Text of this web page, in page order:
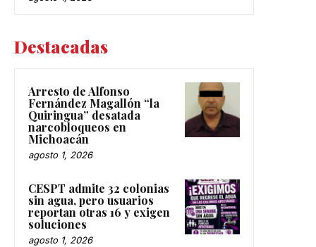
Destacadas
Arresto de Alfonso
Fernández Magallón “la
Quiringua” desatada
narcobloqueos en
Michoacán
agosto 1, 2026
CESPT admite 32 colonias
sin agua, pero usuarios
reportan otras 16 y exigen
soluciones
agosto 1, 2026